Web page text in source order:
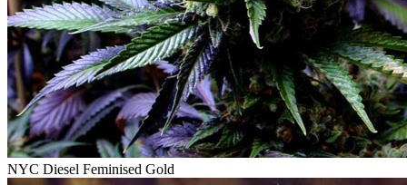
NYC Diesel Feminised Gold